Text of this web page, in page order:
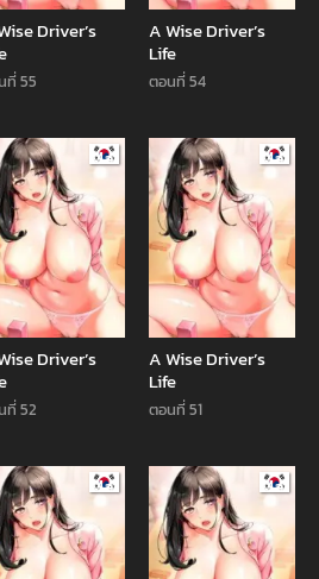
Driver’s
ที่ 55
A Wise Driver’s
Life
ตอนที่ 54
Manhwa
Driver’s
ที่ 52
A Wise Driver’s
Life
ตอนที่ 51
Manhwa